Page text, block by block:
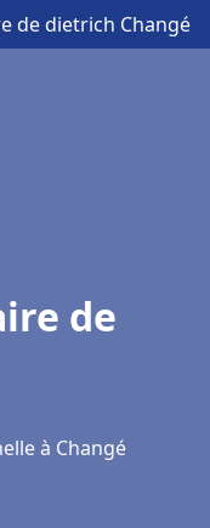
de dietrich Changé
de
à Changé